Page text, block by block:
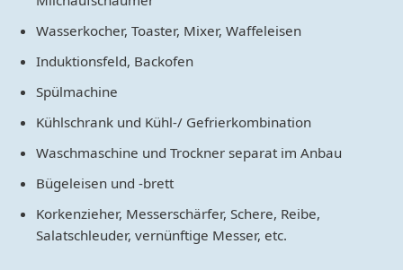
Wasserkocher, Toaster, Mixer, Waffeleisen
Induktionsfeld, Backofen
Spülmachine
Kühlschrank und Kühl-/ Gefrierkombination
Waschmaschine und Trockner separat im Anbau
Bügeleisen und -brett
Korkenzieher, Messerschärfer, Schere, Reibe,
Salatschleuder, vernünftige Messer, etc.